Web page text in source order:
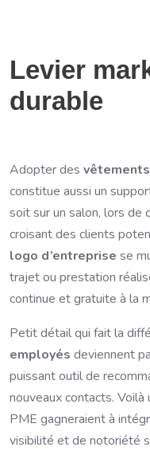
Levier
durable
Adopter des
constitue aussi un
soit sur un salon, lors de
croisant des clients
logo d’entreprise se
trajet ou prestation
continue et gratuite à la
Petit détail qui fait la
employés deviennent
puissant outil de
nouveaux contacts.
PME gagneraient à
visibilité et de notoriété